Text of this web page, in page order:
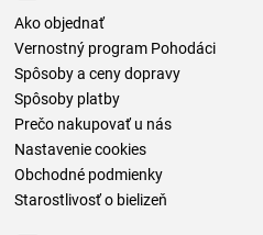
Ako objednať
Vernostný program Pohodáci
Spôsoby a ceny dopravy
Spôsoby platby
Prečo nakupovať u nás
Nastavenie cookies
Obchodné podmienky
Starostlivosť o bielizeň